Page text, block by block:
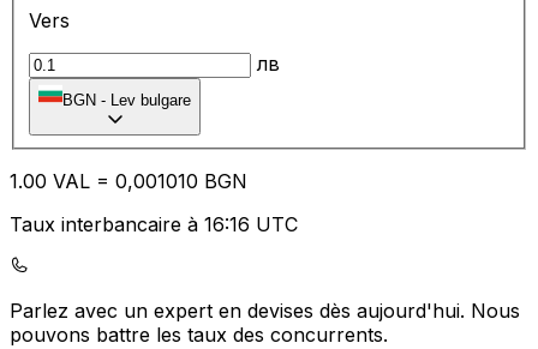
Vers
лв
BGN - Lev bulgare
1.00 VAL = 0,001010 BGN
Taux interbancaire à 16:16 UTC
Parlez avec un expert en devises dès aujourd'hui. Nous
pouvons battre les taux des concurrents.